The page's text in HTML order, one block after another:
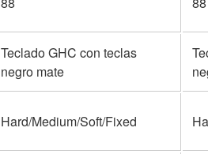
Teclado GHC con teclas
negro mate
Hard/Medium/Soft/Fixed